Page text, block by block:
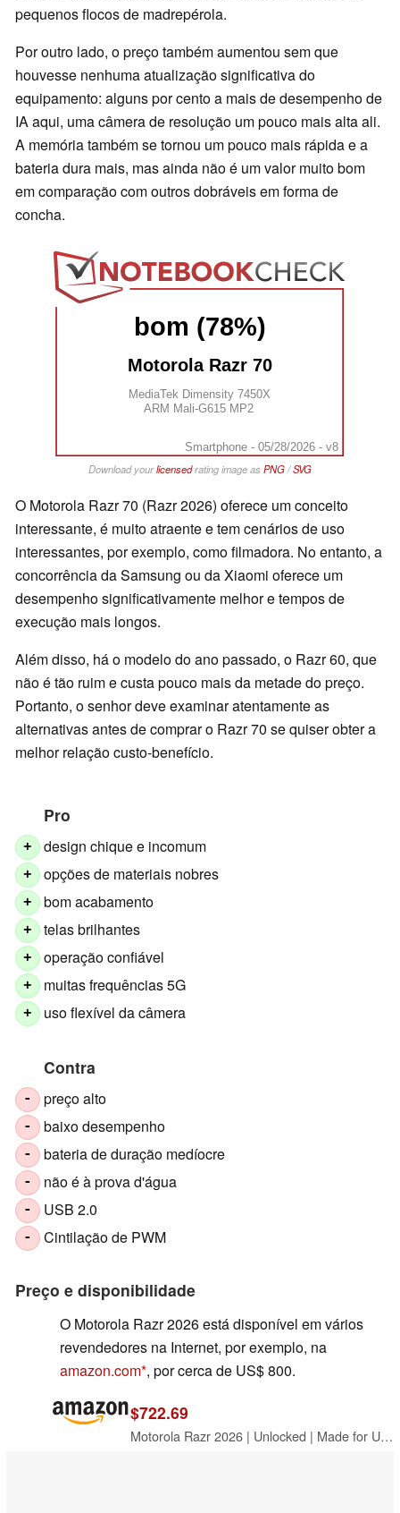
pequenos flocos de madrepérola.
Por outro lado, o preço também aumentou sem que
houvesse nenhuma atualização significativa do
equipamento: alguns por cento a mais de desempenho de
IA aqui, uma câmera de resolução um pouco mais alta ali.
A memória também se tornou um pouco mais rápida e a
bateria dura mais, mas ainda não é um valor muito bom
em comparação com outros dobráveis em forma de
concha.
bom (78%)
Motorola Razr 70
MediaTek Dimensity 7450X
ARM Mali-G615 MP2
Smartphone - 05/28/2026 - v8
Download yourlicensedrating image as PNG/SVG
O Motorola Razr 70 (Razr 2026) oferece um conceito
interessante, é muito atraente e tem cenários de uso
interessantes, por exemplo, como filmadora. No entanto, a
concorrência da Samsung ou da Xiaomi oferece um
desempenho significativamente melhor e tempos de
execução mais longos.
Além disso, há o modelo do ano passado, o Razr 60, que
não é tão ruim e custa pouco mais da metade do preço.
Portanto, o senhor deve examinar atentamente as
alternativas antes de comprar o Razr 70 se quiser obter a
melhor relação custo-benefício.
Pro
+ design chique e incomum
+ opções de materiais nobres
+ bom acabamento
+ telas brilhantes
+ operação confiável
+ muitas frequências 5G
+ uso flexível da câmera
Contra
- preço alto
- baixo desempenho
- bateria de duração medíocre
- não é à prova d'água
- USB 2.0
- Cintilação de PWM
Preço e disponibilidade
O Motorola Razr 2026 está disponível em vários
revendedores na Internet, por exemplo, na
amazon.com , por cerca de US$ 800.
$722.69
Motorola Razr 2026 | Unlocked | Made for US 8/256GB | 50MP Camera | Bright White